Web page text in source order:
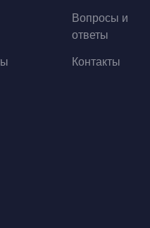
Вопросы и
ответы
Контакты